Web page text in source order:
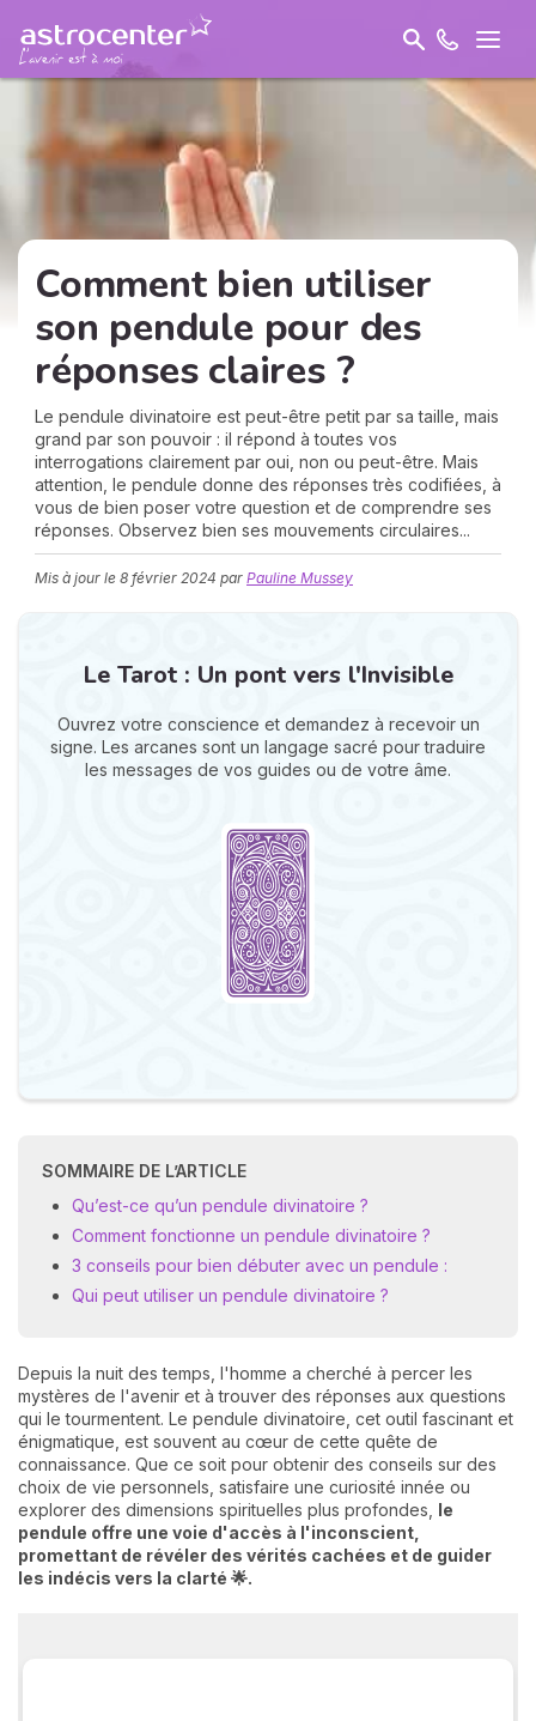
Comment bien utiliser
son pendule pour des
réponses claires ?
Le pendule divinatoire est peut-être petit par sa taille, mais
grand par son pouvoir : il répond à toutes vos
interrogations clairement par oui, non ou peut-être. Mais
attention, le pendule donne des réponses très codifiées, à
vous de bien poser votre question et de comprendre ses
réponses. Observez bien ses mouvements circulaires...
Mis à jour le 8 février 2024 par Pauline Mussey
Le Tarot : Un pont vers l'Invisible
Ouvrez votre conscience et demandez à recevoir un
signe. Les arcanes sont un langage sacré pour traduire
les messages de vos guides ou de votre âme.
SOMMAIRE DE L’ARTICLE
Qu’est-ce qu’un pendule divinatoire ?
Comment fonctionne un pendule divinatoire ?
3 conseils pour bien débuter avec un pendule :
Qui peut utiliser un pendule divinatoire ?
Depuis la nuit des temps, l'homme a cherché à percer les
mystères de l'avenir et à trouver des réponses aux questions
qui le tourmentent. Le pendule divinatoire, cet outil fascinant et
énigmatique, est souvent au cœur de cette quête de
connaissance. Que ce soit pour obtenir des conseils sur des
choix de vie personnels, satisfaire une curiosité innée ou
explorer des dimensions spirituelles plus profondes, le
pendule offre une voie d'accès à l'inconscient,
promettant de révéler des vérités cachées et de guider
les indécis vers la clarté 🌟.